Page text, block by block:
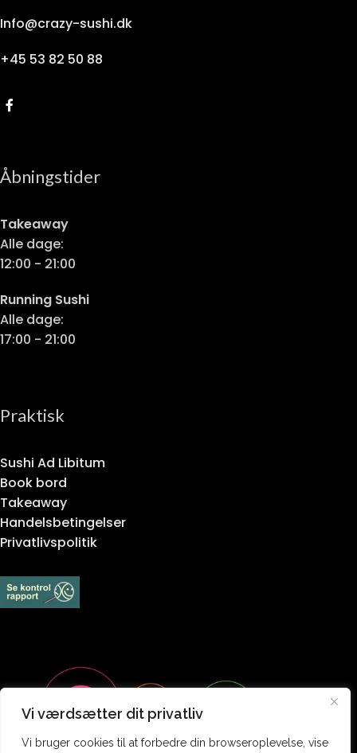
Vi værdsætter dit privatliv
Vi bruger cookies til at forbedre din browseroplevelse, vise
Info@crazy-sushi.dk
+45 53 82 50 88
Åbningstider
Takeaway
Alle dage:
12:00 - 21:00
Running Sushi
Alle dage:
17:00 - 21:00
Praktisk
Sushi Ad Libitum
Book bord
Takeaway
Handelsbetingelser
Privatlivspolitik